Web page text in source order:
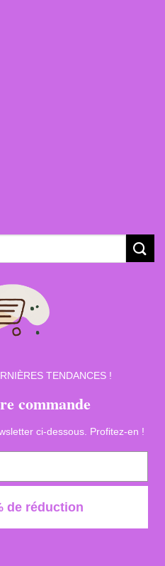
TENDANCES !
commande
ci-dessous. Profitez-en !
de réduction